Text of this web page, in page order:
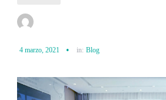
4 marzo, 2021 in: Blog